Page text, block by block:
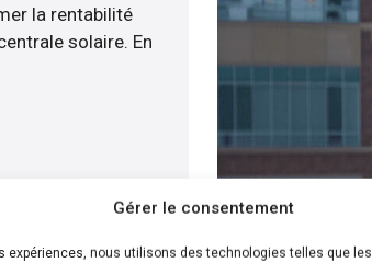
Gérer le consentement
expériences, nous utilisons des technologies telles que les
la rentabilité
solaire. En
gratuitement